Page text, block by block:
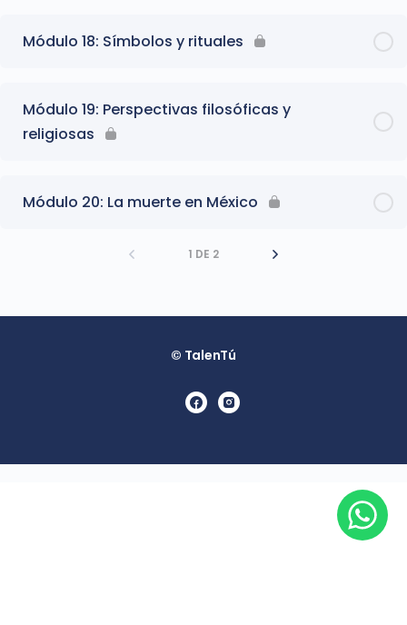
Módulo 18: Símbolos y rituales
Módulo 19: Perspectivas filosóficas y
religiosas
Módulo 20: La muerte en México
1 DE 2
© TalenTú